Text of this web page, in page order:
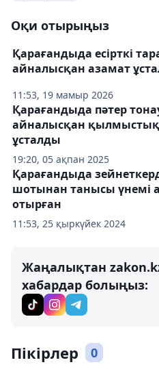
Оқи отырыңыз
11:53, 19 мамыр 2026
Қарағандыда есірткі
айналысқан азамат
19:20, 05 ақпан 2025
Қарағандыда пәтер
айналысқан
ұсталды
11:53, 25 қыркүйек 2024
Қарағандыда
шотынан танысы үнемі
отырған
Жаңалықтан
хабардар болыңыз:
Пікірлер 0